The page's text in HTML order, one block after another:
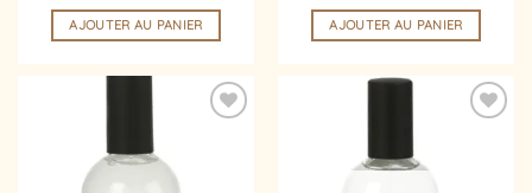
AJOUTER AU PANIER AJOUTER AU PANIER